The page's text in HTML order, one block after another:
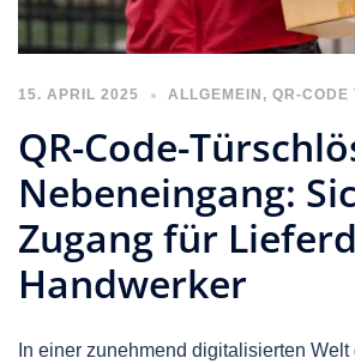
15. APRIL 2025 ALLGEMEIN , QR-CODE
QR-Code-
Nebeneingang:
Zugang für
Handwerker
In einer zunehmend digitalisierten